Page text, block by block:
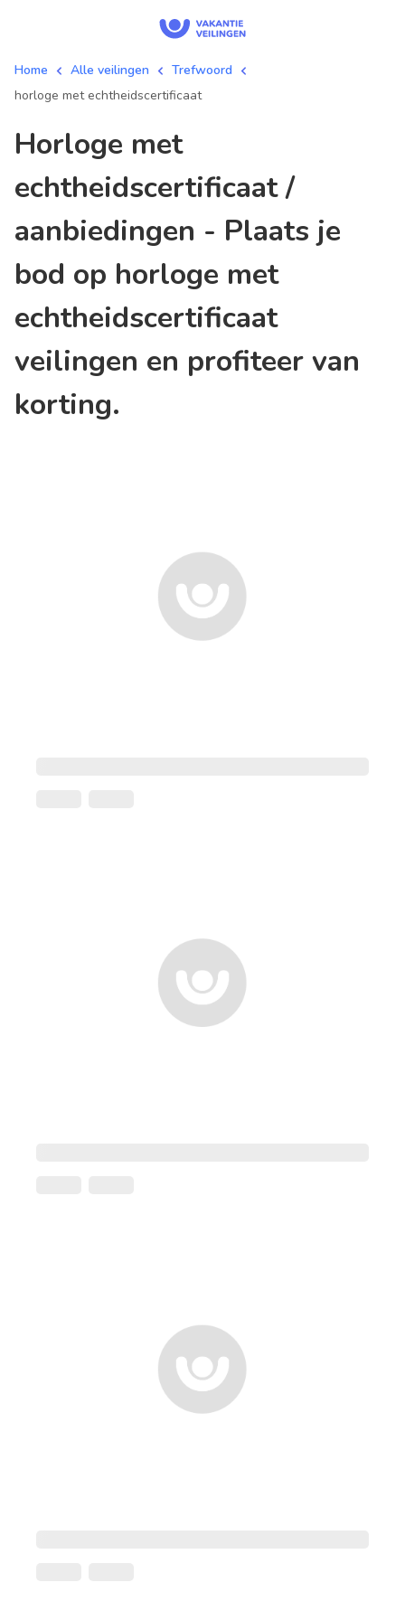
Home Alle veilingen
Trefwoord
horloge met echtheidscertificaat
horloge met
echtheidscertificaat /
aanbiedingen - Plaats je
bod op horloge met
echtheidscertificaat
veilingen en profiteer van
korting.